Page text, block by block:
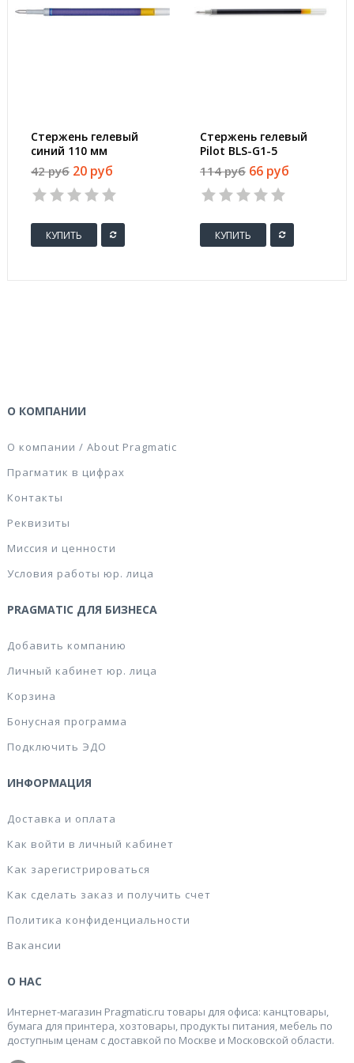
Стержень гелевый
синий 110 мм
(толщина линии 0.5
мм)
42 руб 20 руб
КУПИТЬ
Стержень гелевый
Pilot BLS-G1-5
черный 129 мм
(толщина линии 0.3
мм)
114 руб 66 руб
КУПИТЬ
О КОМПАНИИ
О компании / About Pragmatic
Прагматик в цифрах
Контакты
Реквизиты
Миссия и ценности
Условия работы юр. лица
PRAGMATIC ДЛЯ БИЗНЕСА
Добавить компанию
Личный кабинет юр. лица
Корзина
Бонусная программа
Подключить ЭДО
ИНФОРМАЦИЯ
Доставка и оплата
Как войти в личный кабинет
Как зарегистрироваться
Как сделать заказ и получить счет
Политика конфиденциальности
Вакансии
О НАС
Интернет-магазин Pragmatic.ru товары для офиса: канцтовары,
бумага для принтера, хозтовары, продукты питания, мебель по
доступным ценам с доставкой по Москве и Московской области.